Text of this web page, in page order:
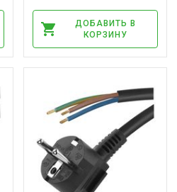
ДОБАВИТЬ В
КОРЗИНУ